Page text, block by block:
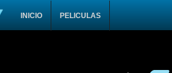
INICIO PELICULAS